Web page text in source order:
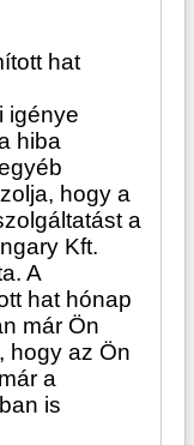
hat
igénye
hiba
hogy a
a
Kft.
A
hat hónap
már Ön
hogy az Ön
a
is